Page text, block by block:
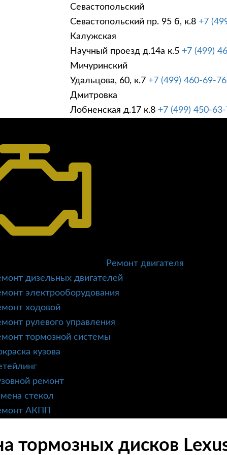
Севастопольский
Севастопольский пр. 95 б, к.8 +7
Калужская
Научный проезд д.14а к.5 +7 (499)
Мичуринский
Удальцова, 60, к.7 +7 (499) 460-69-76
Дмитровка
Лобненская д.17 к.8 +7 (499) 450-
УСЛУГИ
обслуживание
трансмиссии
Ремонт двигателя
дизельных двигателей
электрооборудования
ходовой
рулевого управления
тормозной системы
кузова
ремонт
стекол
АКПП
тормозных дисков